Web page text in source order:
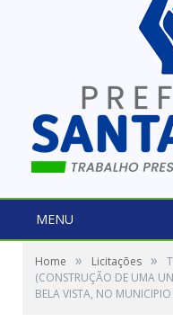
MENU
Home » Licitações »
(CONSTRUÇÃO DE UMA
BELA VISTA, NO